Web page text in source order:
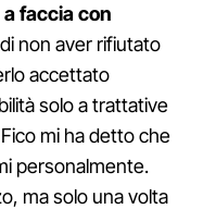
faccia con
non aver rifiutato
accettato
solo a trattative
mi ha detto che
personalmente.
ma solo una volta